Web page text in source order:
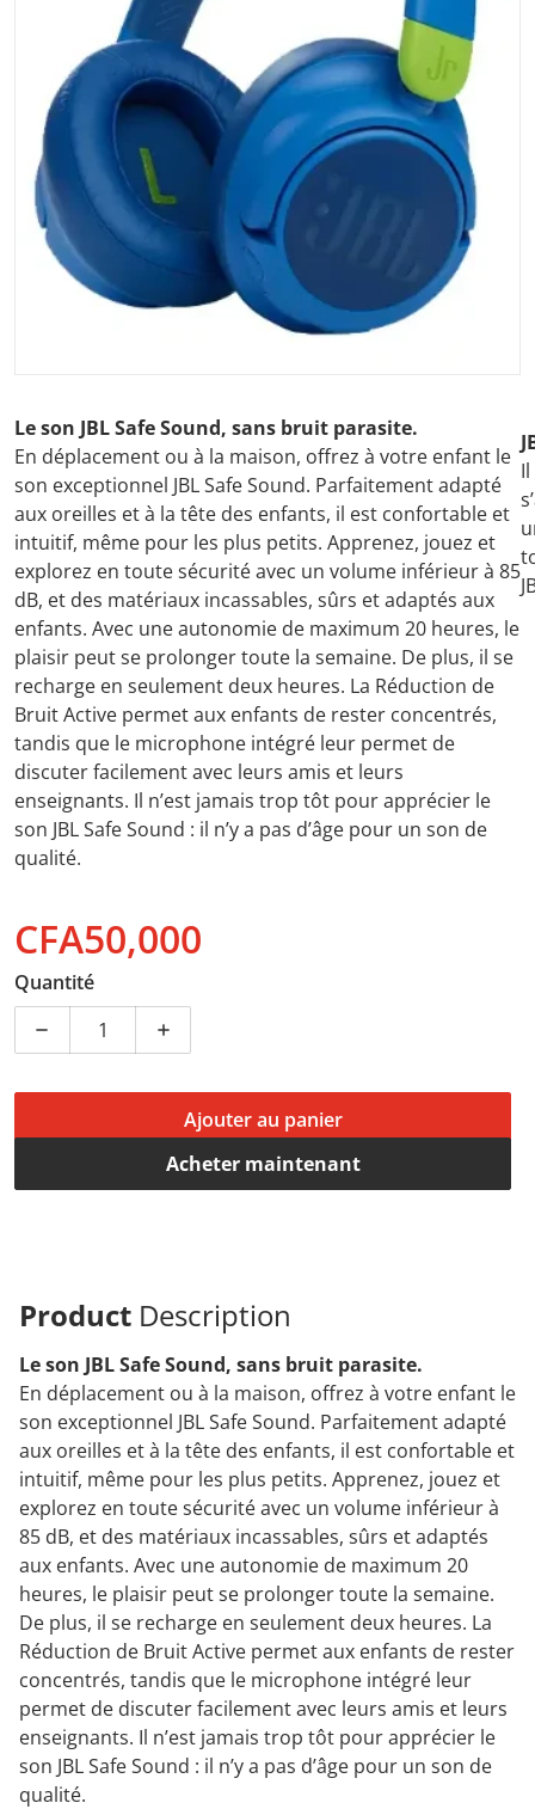
Ouvrir les médias 1 dans la
Le son JBL Safe Sound, sans bruit parasite.
En déplacement ou à la maison, offrez à votre enfant le
son exceptionnel JBL Safe Sound. Parfaitement adapté
aux oreilles et à la tête des enfants, il est confortable et
intuitif, même pour les plus petits. Apprenez, jouez et
explorez en toute sécurité avec un volume inférieur à 85
dB, et des matériaux incassables, sûrs et adaptés aux
enfants. Avec une autonomie de maximum 20 heures, le
plaisir peut se prolonger toute la semaine. De plus, il se
recharge en seulement deux heures. La Réduction de
Bruit Active permet aux enfants de rester concentrés,
tandis que le microphone intégré leur permet de
discuter facilement avec leurs amis et leurs
enseignants. Il n’est jamais trop tôt pour apprécier le
son JBL Safe Sound : il n’y a pas d’âge pour un son de
qualité.
CFA50,000
Quantité
Diminuer la quantité pour Casque JBL supra-
Augmenter la quantité pour Casque
Ajouter au panier
Acheter maintenant
Product Description
Le son JBL Safe Sound, sans bruit parasite.
En déplacement ou à la maison, offrez à votre enfant le
son exceptionnel JBL Safe Sound. Parfaitement adapté
aux oreilles et à la tête des enfants, il est confortable et
intuitif, même pour les plus petits. Apprenez, jouez et
explorez en toute sécurité avec un volume inférieur à
85 dB, et des matériaux incassables, sûrs et adaptés
aux enfants. Avec une autonomie de maximum 20
heures, le plaisir peut se prolonger toute la semaine.
De plus, il se recharge en seulement deux heures. La
Réduction de Bruit Active permet aux enfants de rester
concentrés, tandis que le microphone intégré leur
permet de discuter facilement avec leurs amis et leurs
enseignants. Il n’est jamais trop tôt pour apprécier le
son JBL Safe Sound : il n’y a pas d’âge pour un son de
qualité.